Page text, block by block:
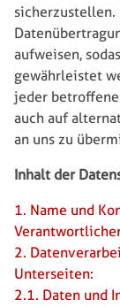
sicherzustellen.
aufweisen,
gewährleistet
jeder
auch auf
an uns zu
Inhalt der
1. Name und
2.
Unterseiten:
2.1. Daten und